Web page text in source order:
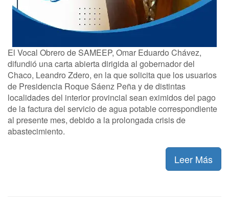
El Vocal Obrero de SAMEEP, Omar Eduardo Chávez,
difundió una carta abierta dirigida al gobernador del
Chaco, Leandro Zdero, en la que solicita que los usuarios
de Presidencia Roque Sáenz Peña y de distintas
localidades del interior provincial sean eximidos del pago
de la factura del servicio de agua potable correspondiente
al presente mes, debido a la prolongada crisis de
abastecimiento.
Leer Más